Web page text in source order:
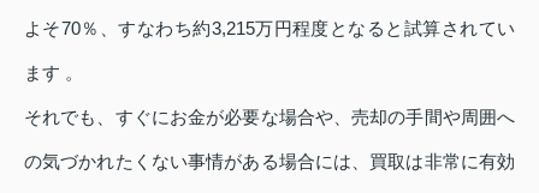
よそ70％、すなわち約3,215万円程度となると試算されてい
ます 。
それでも、すぐにお金が必要な場合や、売却の手間や周囲へ
の気づかれたくない事情がある場合には、買取は非常に有効